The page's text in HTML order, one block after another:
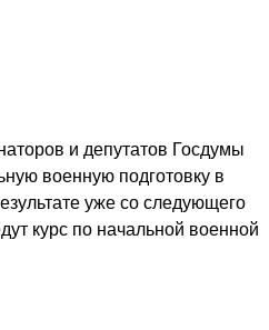
и депутатов Госдумы
военную подготовку в
уже со следующего
курс по начальной военной